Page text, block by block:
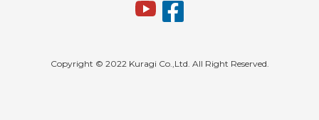
Copyright © 2022 Kuragi Co.,Ltd. All Right Reserved.